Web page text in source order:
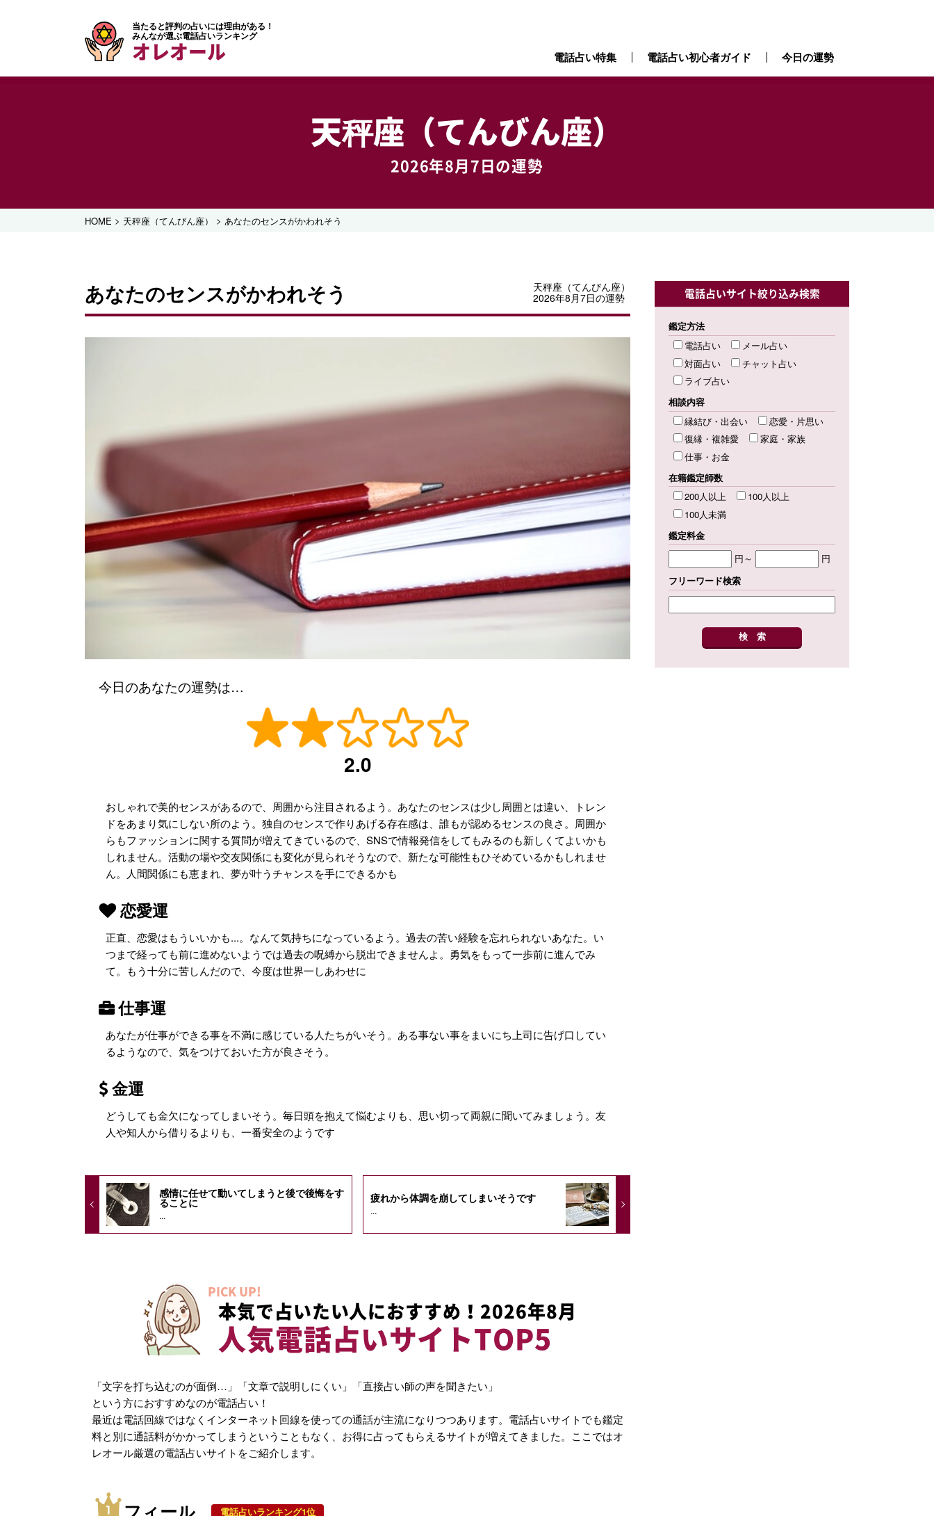
当たると評判の占いには理由がある！
みんなが選ぶ電話占いランキング
オレオール 電話占い特集 電話占い初心者ガイド 今日の運勢
天秤座（てんびん座）
2026年8月7日の運勢
HOME > 天秤座（てんびん座） > あなたのセンスがかわれそう
あなたのセンスがかわれそう
天秤座（てんびん座）
2026年8月7日の運勢
今日のあなたの運勢は…
2.0
おしゃれで美的センスがあるので、周囲から注目されるよう。あなたのセンスは少し周囲とは違い、トレン
ドをあまり気にしない所のよう。独自のセンスで作りあげる存在感は、誰もが認めるセンスの良さ。周囲か
らもファッションに関する質問が増えてきているので、SNSで情報発信をしてもみるのも新しくてよいかも
しれません。活動の場や交友関係にも変化が見られそうなので、新たな可能性もひそめているかもしれませ
ん。人間関係にも恵まれ、夢が叶うチャンスを手にできるかも
恋愛運
正直、恋愛はもういいかも...。なんて気持ちになっているよう。過去の苦い経験を忘れられないあなた。い
つまで経っても前に進めないようでは過去の呪縛から脱出できませんよ。勇気をもって一歩前に進んでみ
て。もう十分に苦しんだので、今度は世界一しあわせに
仕事運
あなたが仕事ができる事を不満に感じている人たちがいそう。ある事ない事をまいにち上司に告げ口してい
るようなので、気をつけておいた方が良さそう。
金運
どうしても金欠になってしまいそう。毎日頭を抱えて悩むよりも、思い切って両親に聞いてみましょう。友
人や知人から借りるよりも、一番安全のようです
感情に任せて動いてしまうと後で後悔をす
ることに
...
疲れから体調を崩してしまいそうです
...
PICK UP!
本気で占いたい人におすすめ！2026年8月
人気電話占いサイトTOP5
「文字を打ち込むのが面倒…」「文章で説明しにくい」「直接占い師の声を聞きたい」
という方におすすめなのが電話占い！
最近は電話回線ではなくインターネット回線を使っての通話が主流になりつつあります。電話占いサイトでも鑑定
料と別に通話料がかかってしまうということもなく、お得に占ってもらえるサイトが増えてきました。ここではオ
レオール厳選の電話占いサイトをご紹介します。
電話占いランキング1位
電話占いサイト絞り込み検索
鑑定方法
電話占い
メール占い
対面占い
チャット占い
ライブ占い
相談内容
縁結び・出会い
恋愛・片思い
復縁・複雑愛
家庭・家族
仕事・お金
在籍鑑定師数
200人以上
100人以上
100人未満
鑑定料金
円～
円
フリーワード検索